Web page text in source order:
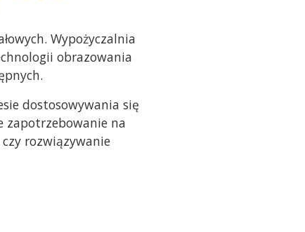
Wypożyczalnia
obrazowania
dostosowywania się
zapotrzebowanie na
rozwiązywanie